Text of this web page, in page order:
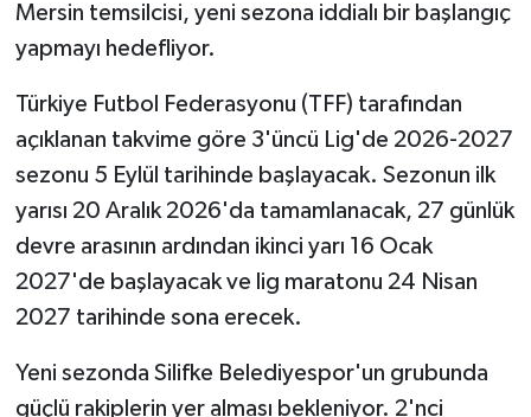
Mersin temsilcisi, yeni sezona iddialı bir başlangıç
yapmayı hedefliyor.
Türkiye Futbol Federasyonu (TFF) tarafından
açıklanan takvime göre 3'üncü Lig'de 2026-2027
sezonu 5 Eylül tarihinde başlayacak. Sezonun ilk
yarısı 20 Aralık 2026'da tamamlanacak, 27 günlük
devre arasının ardından ikinci yarı 16 Ocak
2027'de başlayacak ve lig maratonu 24 Nisan
2027 tarihinde sona erecek.
Yeni sezonda Silifke Belediyespor'un grubunda
güçlü rakiplerin yer alması bekleniyor. 2'nci